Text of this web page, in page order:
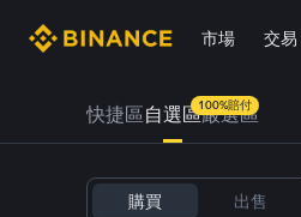
市場 交易
快捷區自選區嚴選區
100%賠付
購買 出售